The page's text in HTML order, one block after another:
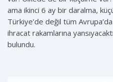
ama ikinci 6 ay bir daralma,
Türkiye’de değil tüm
ihracat rakamlarına
bulundu.